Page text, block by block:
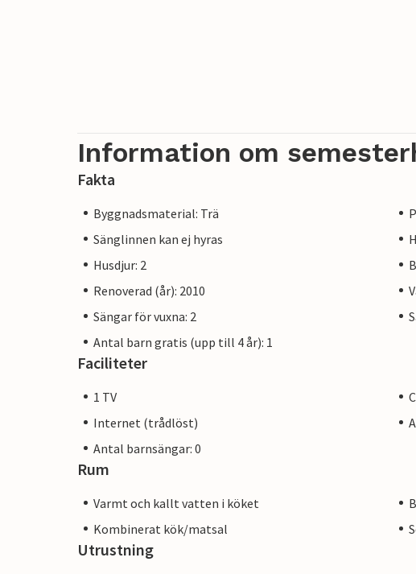
Information om
Fakta
Byggnadsmaterial: Trä
Sänglinnen kan ej hyras
Husdjur: 2
Renoverad (år): 2010
Sängar för vuxna: 2
Antal barn gratis (upp till 4 år): 1
Faciliteter
1 TV
Internet (trådlöst)
Antal barnsängar: 0
Rum
Varmt och kallt vatten i köket
Kombinerat kök/matsal
Utrustning